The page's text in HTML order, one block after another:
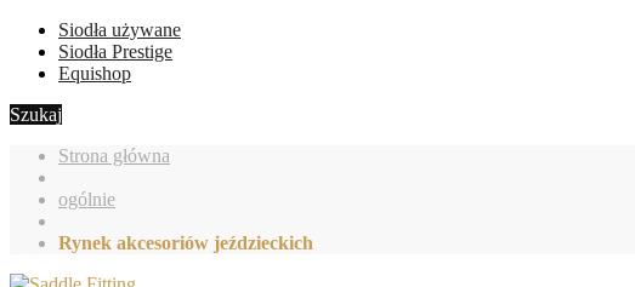
Siodła używane
Siodła Prestige
Equishop
Szukaj
Strona główna
ogólnie
Rynek akcesoriów jeździeckich